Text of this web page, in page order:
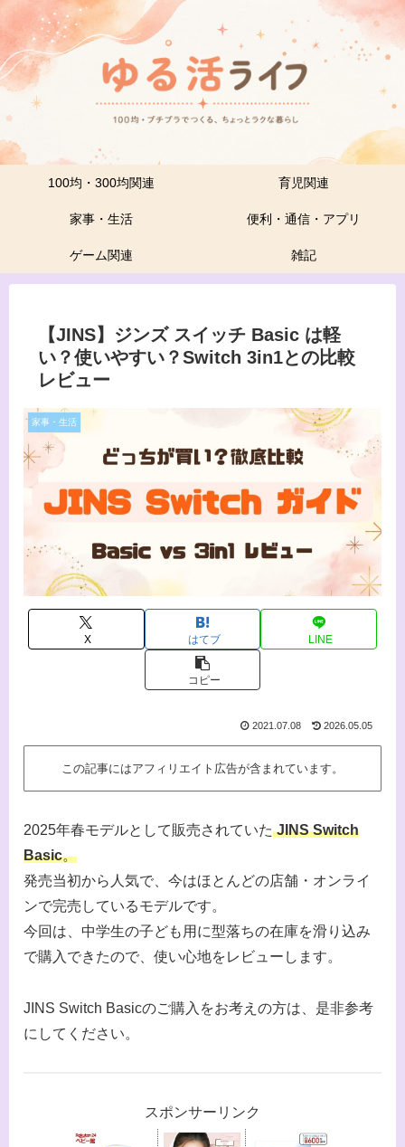
100均・300均関連 育児関連
家事・生活 便利・通信・アプリ
ゲーム関連 雑記
【JINS】ジンズ スイッチ Basic は軽
い？使いやすい？Switch 3in1との比較
レビュー
家事・生活
X はてブ LINE
コピー
2021.07.08 2026.05.05
この記事にはアフィリエイト広告が含まれています。
2025年春モデルとして販売されていた JINS Switch
Basic。
発売当初から人気で、今はほとんどの店舗・オンライ
ンで完売しているモデルです。
今回は、中学生の子ども用に型落ちの在庫を滑り込み
で購入できたので、使い心地をレビューします。
JINS Switch Basicのご購入をお考えの方は、是非参考
にしてください。
スポンサーリンク